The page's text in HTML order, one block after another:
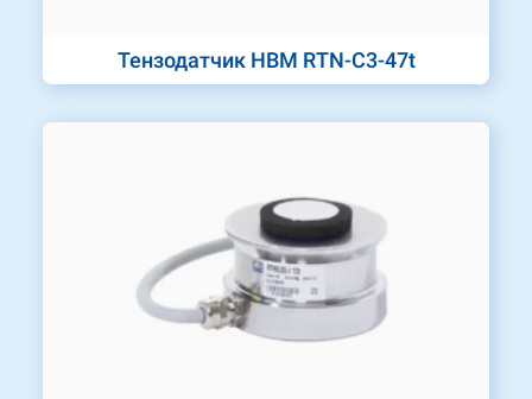
Тензодатчик HBM RTN-C3-47t